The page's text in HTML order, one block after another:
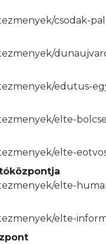
csodak-
edutus-
elte-
elte-
elte-
elte-